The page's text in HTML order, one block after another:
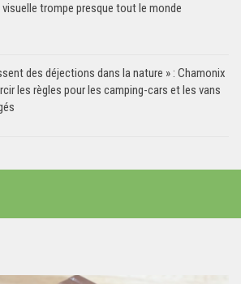
visuelle trompe presque tout le monde
des déjections dans la nature » : Chamonix
les règles pour les camping-cars et les vans